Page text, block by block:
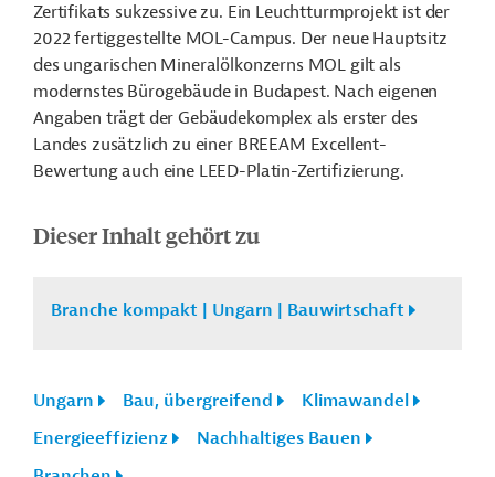
Zertifikats sukzessive zu. Ein Leuchtturmprojekt ist der
2022 fertiggestellte MOL-Campus. Der neue Hauptsitz
des ungarischen Mineralölkonzerns MOL gilt als
modernstes Bürogebäude in Budapest. Nach eigenen
Angaben trägt der Gebäudekomplex als erster des
Landes zusätzlich zu einer BREEAM Excellent-
Bewertung auch eine LEED-Platin-Zertifizierung.
Dieser Inhalt gehört zu
Branche kompakt | Ungarn | Bauwirtschaft
Ungarn Bau, übergreifend
Klimawandel
Energieeffizienz
Nachhaltiges Bauen